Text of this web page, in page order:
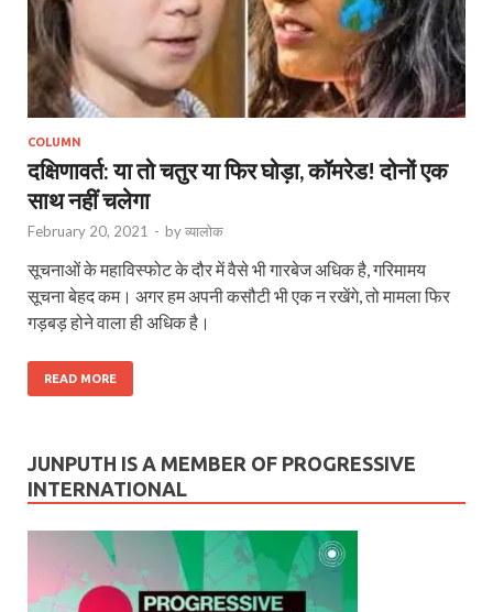
COLUMN
दक्षिणावर्त: या तो चतुर या फिर घोड़ा, कॉमरेड! दोनों एक
साथ नहीं चलेगा
February 20, 2021 - byव्यालोक
सूचनाओं के महाविस्फोट के दौर में वैसे भी गारबेज अधिक है, गरिमामय
सूचना बेहद कम। अगर हम अपनी कसौटी भी एक न रखेंगे, तो मामला फिर
गड़बड़ होने वाला ही अधिक है।
READ MORE
JUNPUTH IS A MEMBER OF PROGRESSIVE
INTERNATIONAL